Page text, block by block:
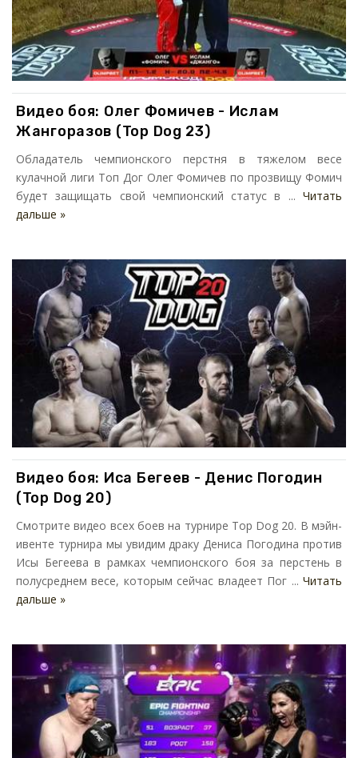
Видео боя: Олег Фомичев - Ислам
Жангоразов (Top Dog 23)
Обладатель чемпионского перстня в тяжелом весе
кулачной лиги Топ Дог Олег Фомичев по прозвищу Фомич
будет защищать свой чемпионский статус в ... Читать
дальше »
Видео боя: Иса Бегеев - Денис Погодин
(Top Dog 20)
Смотрите видео всех боев на турнире Top Dog 20. В мэйн-
ивенте турнира мы увидим драку Дениса Погодина против
Исы Бегеева в рамках чемпионского боя за перстень в
полусреднем весе, которым сейчас владеет Пог ... Читать
дальше »